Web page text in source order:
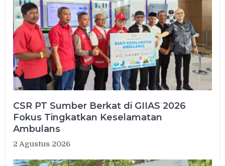
CSR PT Sumber Berkat di GIIAS 2026
Fokus Tingkatkan Keselamatan
Ambulans
2 Agustus 2026